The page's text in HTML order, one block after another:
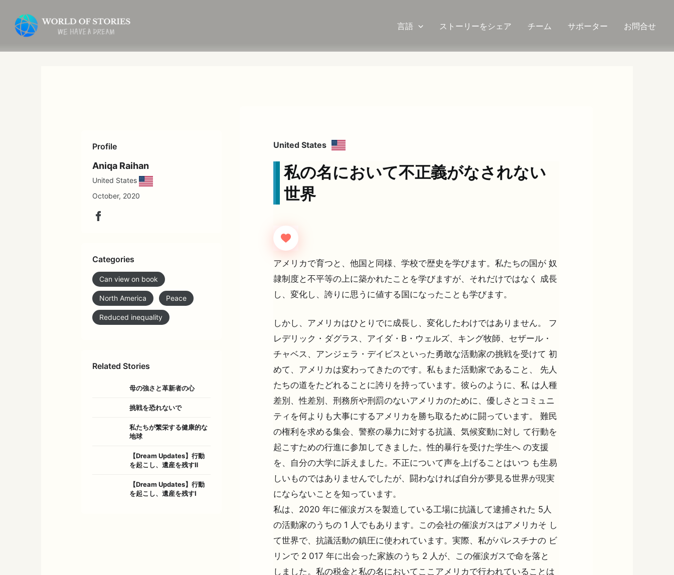
言語 ストーリーをシェア チーム サポーター お問合せ
Profile
Aniqa Raihan
United States
October, 2020
Categories
Can view on book
North America Peace
Reduced inequality
Related Stories
母の強さと革新者の心
挑戦を恐れないで
私たちが繁栄する健康的な
地球
【Dream Updates】行動
を起こし、遺産を残すⅡ
【Dream Updates】行動
を起こし、遺産を残すⅠ
United States
私の名において不正義がなされない
世界
アメリカで育つと、他国と同様、学校で歴史を学びます。私たちの国が 奴
隷制度と不平等の上に築かれたことを学びますが、それだけではなく 成長
し、変化し、誇りに思うに値する国になったことも学びます。
しかし、アメリカはひとりでに成長し、変化したわけではありません。 フ
レデリック・ダグラス、アイダ・B・ウェルズ、キング牧師、セザール・
チャベス、アンジェラ・デイビスといった勇敢な活動家の挑戦を受けて 初
めて、アメリカは変わってきたのです。私もまた活動家であること、 先人
たちの道をたどれることに誇りを持っています。彼らのように、私 は人種
差別、性差別、刑務所や刑罰のないアメリカのために、優しさとコミュニ
ティを何よりも大事にするアメリカを勝ち取るために闘っています。 難民
の権利を求める集会、警察の暴力に対する抗議、気候変動に対し て行動を
起こすための行進に参加してきました。性的暴行を受けた学生へ の支援
を、自分の大学に訴えました。不正について声を上げることはいつ も生易
しいものではありませんでしたが、闘わなければ自分が夢見る世界が現実
にならないことを知っています。
私は、2020 年に催涙ガスを製造している工場に抗議して逮捕された 5人
の活動家のうちの 1 人でもあります。この会社の催涙ガスはアメリカそ し
て世界で、抗議活動の鎮圧に使われています。実際、私がパレスチナの ビ
リンで 2 017 年に出会った家族のうち 2 人が、この催涙ガスで命を落と
しました。私の税金と私の名においてここアメリカで行われていることは